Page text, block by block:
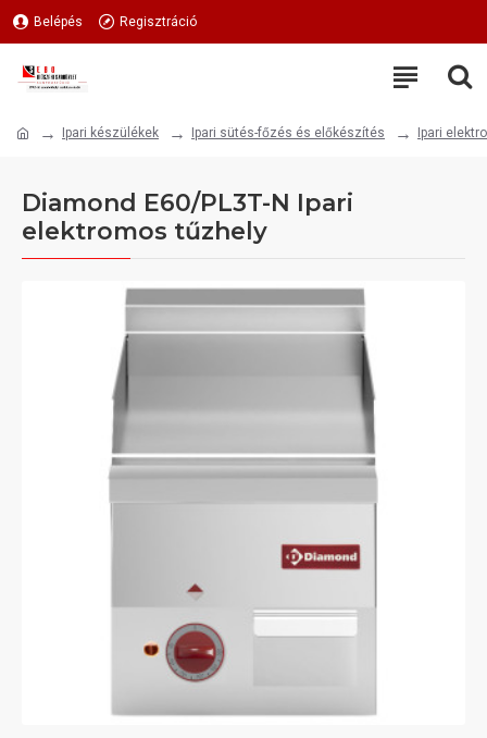
Belépés Regisztráció
Ipari készülékek Ipari sütés-főzés és előkészítés Ipari
Diamond E60/PL3T-N Ipari
elektromos tűzhely